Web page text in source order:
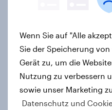
[DE On-Demand
Artikel
Das Geschäft mit
verkäufliches
Wenn Sie auf "Alle
Sie der Speicherung
Gerät zu, um die
Nutzung zu verbessern
sowie unser Marketing
Datenschutz und